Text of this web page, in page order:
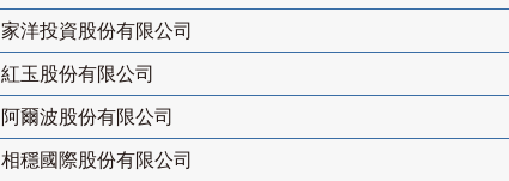
家洋投資股份有限公司
紅玉股份有限公司
阿爾波股份有限公司
相穩國際股份有限公司